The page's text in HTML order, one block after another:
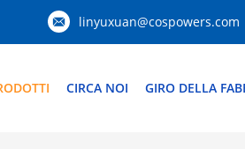
linyuxuan@cospowers.com
CIRCA NOI GIRO DELLA